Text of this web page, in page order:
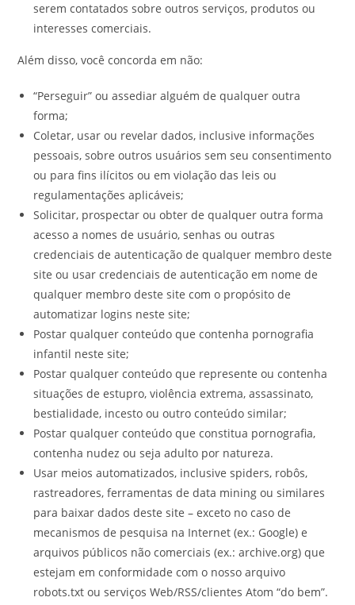
serem contatados sobre outros serviços, produtos ou
interesses comerciais.
Além disso, você concorda em não:
“Perseguir” ou assediar alguém de qualquer outra
forma;
Coletar, usar ou revelar dados, inclusive informações
pessoais, sobre outros usuários sem seu consentimento
ou para fins ilícitos ou em violação das leis ou
regulamentações aplicáveis;
Solicitar, prospectar ou obter de qualquer outra forma
acesso a nomes de usuário, senhas ou outras
credenciais de autenticação de qualquer membro deste
site ou usar credenciais de autenticação em nome de
qualquer membro deste site com o propósito de
automatizar logins neste site;
Postar qualquer conteúdo que contenha pornografia
infantil neste site;
Postar qualquer conteúdo que represente ou contenha
situações de estupro, violência extrema, assassinato,
bestialidade, incesto ou outro conteúdo similar;
Postar qualquer conteúdo que constitua pornografia,
contenha nudez ou seja adulto por natureza.
Usar meios automatizados, inclusive spiders, robôs,
rastreadores, ferramentas de data mining ou similares
para baixar dados deste site – exceto no caso de
mecanismos de pesquisa na Internet (ex.: Google) e
arquivos públicos não comerciais (ex.: archive.org) que
estejam em conformidade com o nosso arquivo
robots.txt ou serviços Web/RSS/clientes Atom “do bem”.